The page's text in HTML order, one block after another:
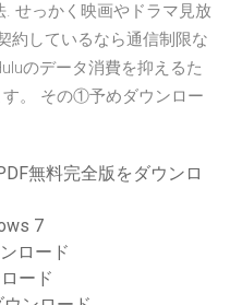
せっかく映画やドラマ見放
約しているなら通信制限な
のデータ消費を抑えるた
。 その①予めダウンロー
無料完全版をダウンロ
7
ロード
ード